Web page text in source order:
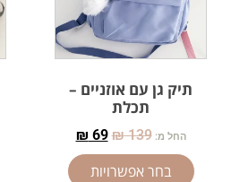
תיק גן עם אוזניים –
תכלת
החל מ: ₪139
₪ 69
בחר אפשרויות